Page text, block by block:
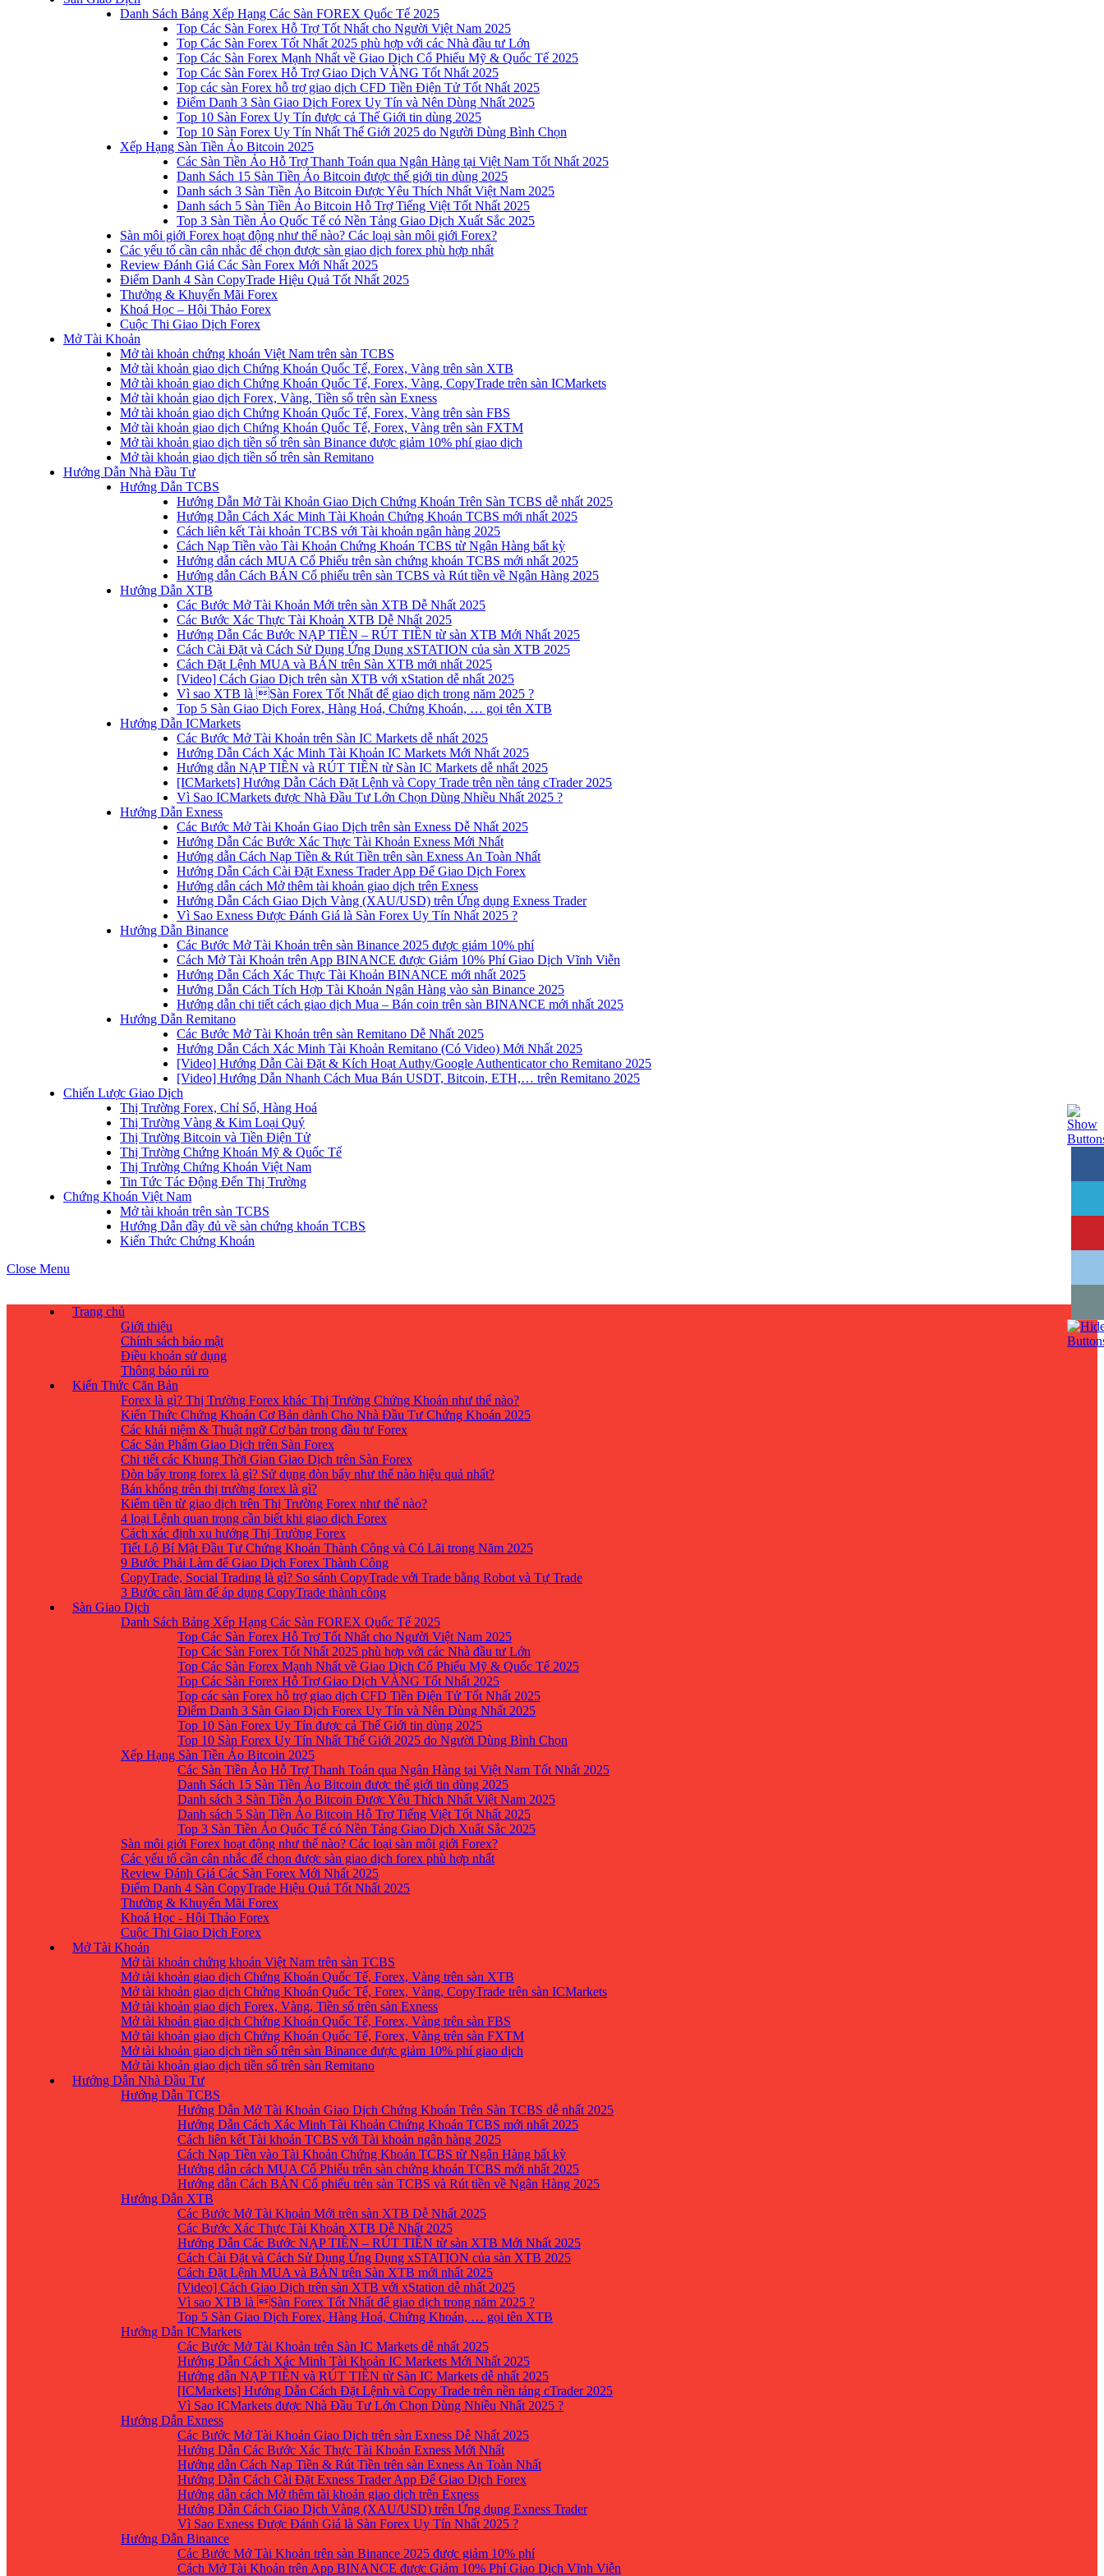
Danh Sách Bảng Xếp Hạng Các Sàn FOREX Quốc Tế 2025
Top Các Sàn Forex Hỗ Trợ Tốt Nhất cho Người Việt Nam 2025
Top Các Sàn Forex Tốt Nhất 2025 phù hợp với các Nhà đầu tư Lớn
Top Các Sàn Forex Mạnh Nhất về Giao Dịch Cổ Phiếu Mỹ & Quốc Tế 2025
Top Các Sàn Forex Hỗ Trợ Giao Dịch VÀNG Tốt Nhất 2025
Top các sàn Forex hỗ trợ giao dịch CFD Tiền Điện Tử Tốt Nhất 2025
Điểm Danh 3 Sàn Giao Dịch Forex Uy Tín và Nên Dùng Nhất 2025
Top 10 Sàn Forex Uy Tín được cả Thế Giới tin dùng 2025
Top 10 Sàn Forex Uy Tín Nhất Thế Giới 2025 do Người Dùng Bình Chọn
Xếp Hạng Sàn Tiền Ảo Bitcoin 2025
Các Sàn Tiền Ảo Hỗ Trợ Thanh Toán qua Ngân Hàng tại Việt Nam Tốt Nhất 2025
Danh Sách 15 Sàn Tiền Ảo Bitcoin được thế giới tin dùng 2025
Danh sách 3 Sàn Tiền Ảo Bitcoin Được Yêu Thích Nhất Việt Nam 2025
Danh sách 5 Sàn Tiền Ảo Bitcoin Hỗ Trợ Tiếng Việt Tốt Nhất 2025
Top 3 Sàn Tiền Ảo Quốc Tế có Nền Tảng Giao Dịch Xuất Sắc 2025
Sàn môi giới Forex hoạt động như thế nào? Các loại sàn môi giới Forex?
Các yếu tố cần cân nhắc để chọn được sàn giao dịch forex phù hợp nhất
Review Đánh Giá Các Sàn Forex Mới Nhất 2025
Điểm Danh 4 Sàn CopyTrade Hiệu Quả Tốt Nhất 2025
Thưởng & Khuyến Mãi Forex
Khoá Học – Hội Thảo Forex
Cuộc Thi Giao Dịch Forex
Mở Tài Khoản
Mở tài khoản chứng khoán Việt Nam trên sàn TCBS
Mở tài khoản giao dịch Chứng Khoán Quốc Tế, Forex, Vàng trên sàn XTB
Mở tài khoản giao dịch Chứng Khoán Quốc Tế, Forex, Vàng, CopyTrade trên sàn ICMarkets
Mở tài khoản giao dịch Forex, Vàng, Tiền số trên sàn Exness
Mở tài khoản giao dịch Chứng Khoán Quốc Tế, Forex, Vàng trên sàn FBS
Mở tài khoản giao dịch Chứng Khoán Quốc Tế, Forex, Vàng trên sàn FXTM
Mở tài khoản giao dịch tiền số trên sàn Binance được giảm 10% phí giao dịch
Mở tài khoản giao dịch tiền số trên sàn Remitano
Hướng Dẫn Nhà Đầu Tư
Hướng Dẫn TCBS
Hướng Dẫn Mở Tài Khoản Giao Dịch Chứng Khoán Trên Sàn TCBS dễ nhất 2025
Hướng Dẫn Cách Xác Minh Tài Khoản Chứng Khoán TCBS mới nhất 2025
Cách liên kết Tài khoản TCBS với Tài khoản ngân hàng 2025
Cách Nạp Tiền vào Tài Khoản Chứng Khoán TCBS từ Ngân Hàng bất kỳ
Hướng dẫn cách MUA Cổ Phiếu trên sàn chứng khoán TCBS mới nhất 2025
Hướng dẫn Cách BÁN Cổ phiếu trên sàn TCBS và Rút tiền về Ngân Hàng 2025
Hướng Dẫn XTB
Các Bước Mở Tài Khoản Mới trên sàn XTB Dễ Nhất 2025
Các Bước Xác Thực Tài Khoản XTB Dễ Nhất 2025
Hướng Dẫn Các Bước NẠP TIỀN – RÚT TIỀN từ sàn XTB Mới Nhất 2025
Cách Cài Đặt và Cách Sử Dụng Ứng Dụng xSTATION của sàn XTB 2025
Cách Đặt Lệnh MUA và BÁN trên Sàn XTB mới nhất 2025
[Video] Cách Giao Dịch trên sàn XTB với xStation dễ nhất 2025
Vì sao XTB là Sàn Forex Tốt Nhất để giao dịch trong năm 2025 ?
Top 5 Sàn Giao Dịch Forex, Hàng Hoá, Chứng Khoán, … gọi tên XTB
Hướng Dẫn ICMarkets
Các Bước Mở Tài Khoản trên Sàn IC Markets dễ nhất 2025
Hướng Dẫn Cách Xác Minh Tài Khoản IC Markets Mới Nhất 2025
Hướng dẫn NẠP TIỀN và RÚT TIỀN từ Sàn IC Markets dễ nhất 2025
[ICMarkets] Hướng Dẫn Cách Đặt Lệnh và Copy Trade trên nền tảng cTrader 2025
Vì Sao ICMarkets được Nhà Đầu Tư Lớn Chọn Dùng Nhiều Nhất 2025 ?
Hướng Dẫn Exness
Các Bước Mở Tài Khoản Giao Dịch trên sàn Exness Dễ Nhất 2025
Hướng Dẫn Các Bước Xác Thực Tài Khoản Exness Mới Nhất
Hướng dẫn Cách Nạp Tiền & Rút Tiền trên sàn Exness An Toàn Nhất
Hướng Dẫn Cách Cài Đặt Exness Trader App Để Giao Dịch Forex
Hướng dẫn cách Mở thêm tài khoản giao dịch trên Exness
Hướng Dẫn Cách Giao Dịch Vàng (XAU/USD) trên Ứng dụng Exness Trader
Vì Sao Exness Được Đánh Giá là Sàn Forex Uy Tín Nhất 2025 ?
Hướng Dẫn Binance
Các Bước Mở Tài Khoản trên sàn Binance 2025 được giảm 10% phí
Cách Mở Tài Khoản trên App BINANCE được Giảm 10% Phí Giao Dịch Vĩnh Viễn
Hướng Dẫn Cách Xác Thực Tài Khoản BINANCE mới nhất 2025
Hướng Dẫn Cách Tích Hợp Tài Khoản Ngân Hàng vào sàn Binance 2025
Hướng dẫn chi tiết cách giao dịch Mua – Bán coin trên sàn BINANCE mới nhất 2025
Hướng Dẫn Remitano
Các Bước Mở Tài Khoản trên sàn Remitano Dễ Nhất 2025
Hướng Dẫn Cách Xác Minh Tài Khoản Remitano (Có Video) Mới Nhất 2025
[Video] Hướng Dẫn Cài Đặt & Kích Hoạt Authy/Google Authenticator cho Remitano 2025
[Video] Hướng Dẫn Nhanh Cách Mua Bán USDT, Bitcoin, ETH,… trên Remitano 2025
Chiến Lược Giao Dịch
Thị Trường Forex, Chỉ Số, Hàng Hoá
Thị Trường Vàng & Kim Loại Quý
Thị Trường Bitcoin và Tiền Điện Tử
Thị Trường Chứng Khoán Mỹ & Quốc Tế
Thị Trường Chứng Khoán Việt Nam
Tin Tức Tác Động Đến Thị Trường
Chứng Khoán Việt Nam
Mở tài khoản trên sàn TCBS
Hướng Dẫn đầy đủ về sàn chứng khoán TCBS
Kiến Thức Chứng Khoán
Close Menu
Trang chủ
Giới thiệu
Chính sách bảo mật
Điều khoản sử dụng
Thông báo rủi ro
Kiến Thức Căn Bản
Forex là gì? Thị Trường Forex khác Thị Trường Chứng Khoán như thế nào?
Kiến Thức Chứng Khoán Cơ Bản dành Cho Nhà Đầu Tư Chứng Khoán 2025
Các khái niệm & Thuật ngữ Cơ bản trong đầu tư Forex
Các Sản Phẩm Giao Dịch trên Sàn Forex
Chi tiết các Khung Thời Gian Giao Dịch trên Sàn Forex
Đòn bẩy trong forex là gì? Sử dụng đòn bẩy như thế nào hiệu quả nhất?
Bán khống trên thị trường forex là gì?
Kiếm tiền từ giao dịch trên Thị Trường Forex như thế nào?
4 loại Lệnh quan trọng cần biết khi giao dịch Forex
Cách xác định xu hướng Thị Trường Forex
Tiết Lộ Bí Mật Đầu Tư Chứng Khoán Thành Công và Có Lãi trong Năm 2025
9 Bước Phải Làm để Giao Dịch Forex Thành Công
CopyTrade, Social Trading là gì? So sánh CopyTrade với Trade bằng Robot và Tự Trade
3 Bước cần làm để áp dụng CopyTrade thành công
Sàn Giao Dịch
Danh Sách Bảng Xếp Hạng Các Sàn FOREX Quốc Tế 2025
Top Các Sàn Forex Hỗ Trợ Tốt Nhất cho Người Việt Nam 2025
Top Các Sàn Forex Tốt Nhất 2025 phù hợp với các Nhà đầu tư Lớn
Top Các Sàn Forex Mạnh Nhất về Giao Dịch Cổ Phiếu Mỹ & Quốc Tế 2025
Top Các Sàn Forex Hỗ Trợ Giao Dịch VÀNG Tốt Nhất 2025
Top các sàn Forex hỗ trợ giao dịch CFD Tiền Điện Tử Tốt Nhất 2025
Điểm Danh 3 Sàn Giao Dịch Forex Uy Tín và Nên Dùng Nhất 2025
Top 10 Sàn Forex Uy Tín được cả Thế Giới tin dùng 2025
Top 10 Sàn Forex Uy Tín Nhất Thế Giới 2025 do Người Dùng Bình Chọn
Xếp Hạng Sàn Tiền Ảo Bitcoin 2025
Các Sàn Tiền Ảo Hỗ Trợ Thanh Toán qua Ngân Hàng tại Việt Nam Tốt Nhất 2025
Danh Sách 15 Sàn Tiền Ảo Bitcoin được thế giới tin dùng 2025
Danh sách 3 Sàn Tiền Ảo Bitcoin Được Yêu Thích Nhất Việt Nam 2025
Danh sách 5 Sàn Tiền Ảo Bitcoin Hỗ Trợ Tiếng Việt Tốt Nhất 2025
Top 3 Sàn Tiền Ảo Quốc Tế có Nền Tảng Giao Dịch Xuất Sắc 2025
Sàn môi giới Forex hoạt động như thế nào? Các loại sàn môi giới Forex?
Các yếu tố cần cân nhắc để chọn được sàn giao dịch forex phù hợp nhất
Review Đánh Giá Các Sàn Forex Mới Nhất 2025
Điểm Danh 4 Sàn CopyTrade Hiệu Quả Tốt Nhất 2025
Thưởng & Khuyến Mãi Forex
Khoá Học - Hội Thảo Forex
Cuộc Thi Giao Dịch Forex
Mở Tài Khoản
Mở tài khoản chứng khoán Việt Nam trên sàn TCBS
Mở tài khoản giao dịch Chứng Khoán Quốc Tế, Forex, Vàng trên sàn XTB
Mở tài khoản giao dịch Chứng Khoán Quốc Tế, Forex, Vàng, CopyTrade trên sàn ICMarkets
Mở tài khoản giao dịch Forex, Vàng, Tiền số trên sàn Exness
Mở tài khoản giao dịch Chứng Khoán Quốc Tế, Forex, Vàng trên sàn FBS
Mở tài khoản giao dịch Chứng Khoán Quốc Tế, Forex, Vàng trên sàn FXTM
Mở tài khoản giao dịch tiền số trên sàn Binance được giảm 10% phí giao dịch
Mở tài khoản giao dịch tiền số trên sàn Remitano
Hướng Dẫn Nhà Đầu Tư
Hướng Dẫn TCBS
Hướng Dẫn Mở Tài Khoản Giao Dịch Chứng Khoán Trên Sàn TCBS dễ nhất 2025
Hướng Dẫn Cách Xác Minh Tài Khoản Chứng Khoán TCBS mới nhất 2025
Cách liên kết Tài khoản TCBS với Tài khoản ngân hàng 2025
Cách Nạp Tiền vào Tài Khoản Chứng Khoán TCBS từ Ngân Hàng bất kỳ
Hướng dẫn cách MUA Cổ Phiếu trên sàn chứng khoán TCBS mới nhất 2025
Hướng dẫn Cách BÁN Cổ phiếu trên sàn TCBS và Rút tiền về Ngân Hàng 2025
Hướng Dẫn XTB
Các Bước Mở Tài Khoản Mới trên sàn XTB Dễ Nhất 2025
Các Bước Xác Thực Tài Khoản XTB Dễ Nhất 2025
Hướng Dẫn Các Bước NẠP TIỀN – RÚT TIỀN từ sàn XTB Mới Nhất 2025
Cách Cài Đặt và Cách Sử Dụng Ứng Dụng xSTATION của sàn XTB 2025
Cách Đặt Lệnh MUA và BÁN trên Sàn XTB mới nhất 2025
[Video] Cách Giao Dịch trên sàn XTB với xStation dễ nhất 2025
Vì sao XTB là Sàn Forex Tốt Nhất để giao dịch trong năm 2025 ?
Top 5 Sàn Giao Dịch Forex, Hàng Hoá, Chứng Khoán, … gọi tên XTB
Hướng Dẫn ICMarkets
Các Bước Mở Tài Khoản trên Sàn IC Markets dễ nhất 2025
Hướng Dẫn Cách Xác Minh Tài Khoản IC Markets Mới Nhất 2025
Hướng dẫn NẠP TIỀN và RÚT TIỀN từ Sàn IC Markets dễ nhất 2025
[ICMarkets] Hướng Dẫn Cách Đặt Lệnh và Copy Trade trên nền tảng cTrader 2025
Vì Sao ICMarkets được Nhà Đầu Tư Lớn Chọn Dùng Nhiều Nhất 2025 ?
Hướng Dẫn Exness
Các Bước Mở Tài Khoản Giao Dịch trên sàn Exness Dễ Nhất 2025
Hướng Dẫn Các Bước Xác Thực Tài Khoản Exness Mới Nhất
Hướng dẫn Cách Nạp Tiền & Rút Tiền trên sàn Exness An Toàn Nhất
Hướng Dẫn Cách Cài Đặt Exness Trader App Để Giao Dịch Forex
Hướng dẫn cách Mở thêm tài khoản giao dịch trên Exness
Hướng Dẫn Cách Giao Dịch Vàng (XAU/USD) trên Ứng dụng Exness Trader
Vì Sao Exness Được Đánh Giá là Sàn Forex Uy Tín Nhất 2025 ?
Hướng Dẫn Binance
Các Bước Mở Tài Khoản trên sàn Binance 2025 được giảm 10% phí
Cách Mở Tài Khoản trên App BINANCE được Giảm 10% Phí Giao Dịch Vĩnh Viễn